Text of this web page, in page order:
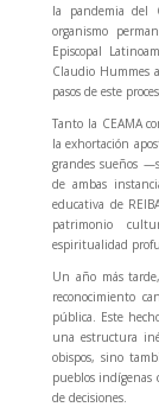
la pandemia del
organismo
Episcopal
Claudio Hummes
pasos de este
Tanto la CEAMA
la exhortación
grandes sueños
de ambas
educativa de
patrimonio
espiritualidad
Un año más
reconocimiento
pública. Este
una estructura
obispos, sino
pueblos indígenas
de decisiones.